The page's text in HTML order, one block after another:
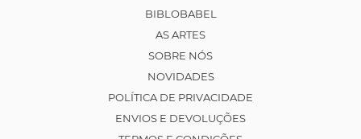
BIBLOBABEL
AS ARTES
SOBRE NÓS
NOVIDADES
POLÍTICA DE PRIVACIDADE
ENVIOS E DEVOLUÇÕES